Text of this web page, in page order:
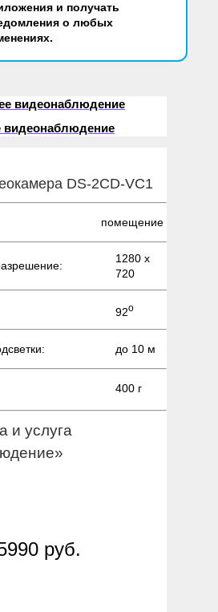
и получать
о любых
видеонаблюдение
видеонаблюдение
DS-2CD-VC1
помещение
1280 х
720
92о
до 10 м
400 г
и услуга
руб.